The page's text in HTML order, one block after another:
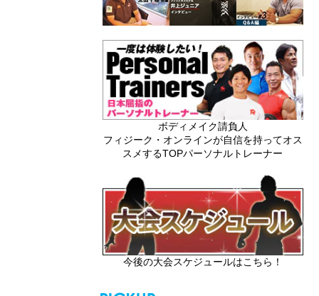
ボディメイク請負人
フィジーク・オンラインが自信を持ってオス
スメするTOPパーソナルトレーナー
今後の大会スケジュールはこちら！